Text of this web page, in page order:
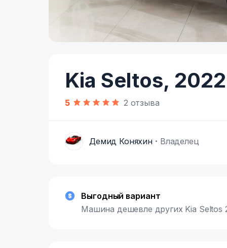
Kia Seltos, 2022
5 2 отзыва
Д Демид Коняхин Владелец
Выгодный вариант
Машина дешевле других Kia Seltos